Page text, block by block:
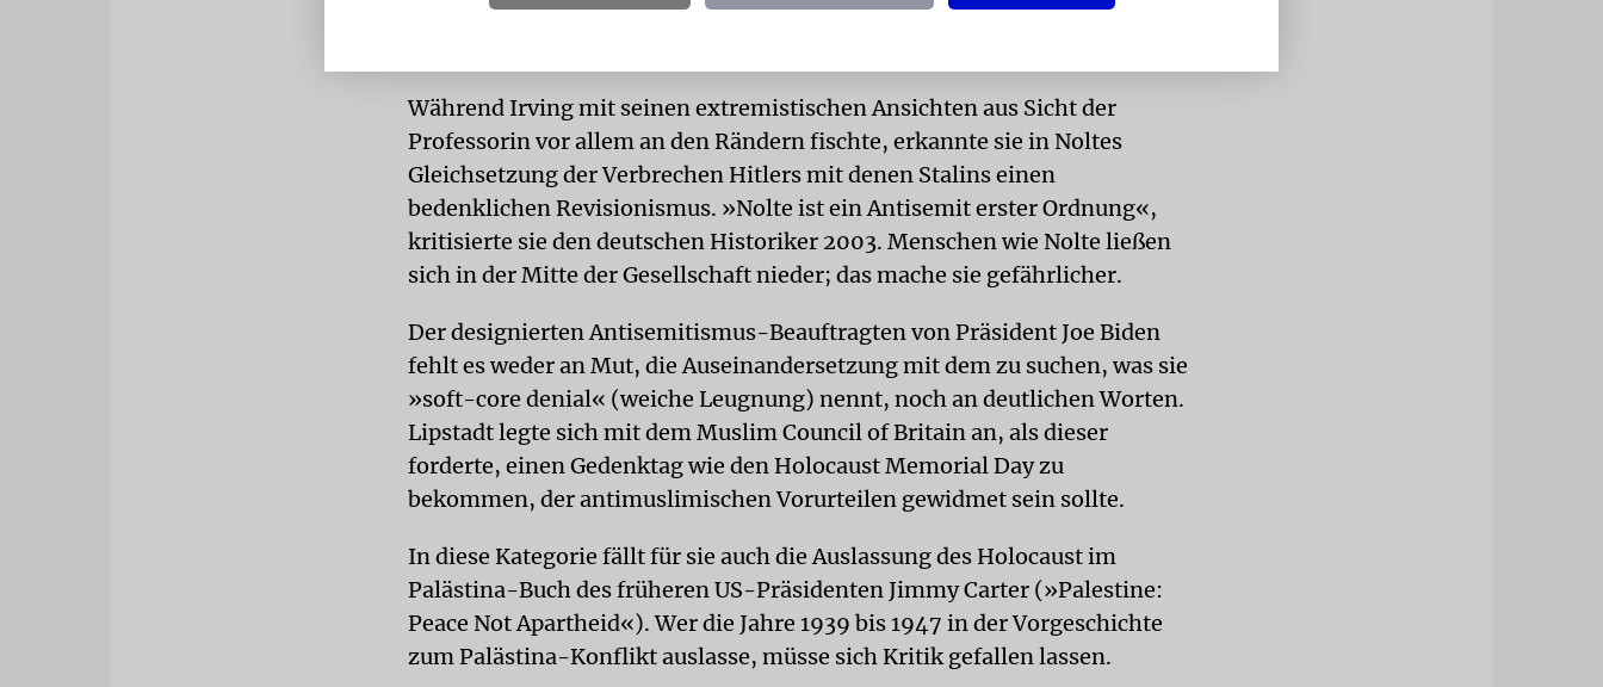
ihn laufen und von jedermanns Radar verschwinden«, so die heute 74-
Während Irving mit seinen extremistischen Ansichten aus Sicht der
Professorin vor allem an den Rändern fischte, erkannte sie in Noltes
Gleichsetzung der Verbrechen Hitlers mit denen Stalins einen
bedenklichen Revisionismus. »Nolte ist ein Antisemit erster Ordnung«,
kritisierte sie den deutschen Historiker 2003. Menschen wie Nolte ließen
sich in der Mitte der Gesellschaft nieder; das mache sie gefährlicher.
Der designierten Antisemitismus-Beauftragten von Präsident Joe Biden
fehlt es weder an Mut, die Auseinandersetzung mit dem zu suchen, was sie
»soft-core denial« (weiche Leugnung) nennt, noch an deutlichen Worten.
Lipstadt legte sich mit dem Muslim Council of Britain an, als dieser
forderte, einen Gedenktag wie den Holocaust Memorial Day zu
bekommen, der antimuslimischen Vorurteilen gewidmet sein sollte.
In diese Kategorie fällt für sie auch die Auslassung des Holocaust im
Palästina-Buch des früheren US-Präsidenten Jimmy Carter (»Palestine:
Peace Not Apartheid«). Wer die Jahre 1939 bis 1947 in der Vorgeschichte
zum Palästina-Konflikt auslasse, müsse sich Kritik gefallen lassen.